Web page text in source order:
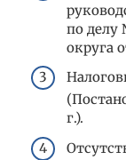
по
округа
г.).